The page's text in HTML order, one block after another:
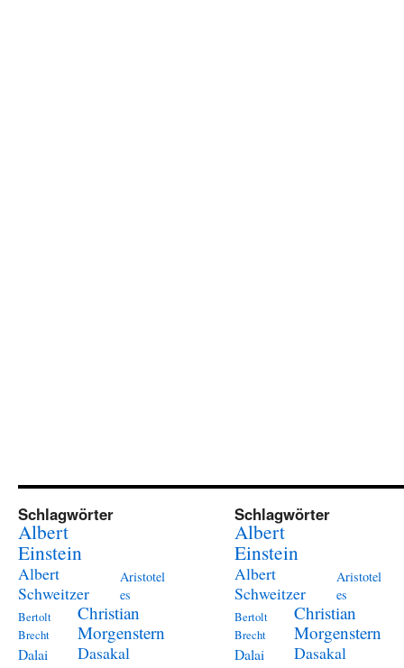
Schlagwörter
Albert
Einstein
Albert
Schweitzer
Aristotel
es
Bertolt
Brecht
Christian
Morgenstern
Dalai
Dasakal
Schlagwörter
Albert
Einstein
Albert
Schweitzer
Aristotel
es
Bertolt
Brecht
Christian
Morgenstern
Dalai
Dasakal